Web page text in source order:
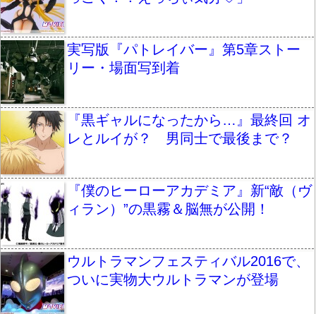
実写版『パトレイバー』第5章ストー
リー・場面写到着
『黒ギャルになったから…』最終回 オ
レとルイが？ 男同士で最後まで？
『僕のヒーローアカデミア』新“敵（ヴ
ィラン）”の黒霧＆脳無が公開！
ウルトラマンフェスティバル2016で、
ついに実物大ウルトラマンが登場